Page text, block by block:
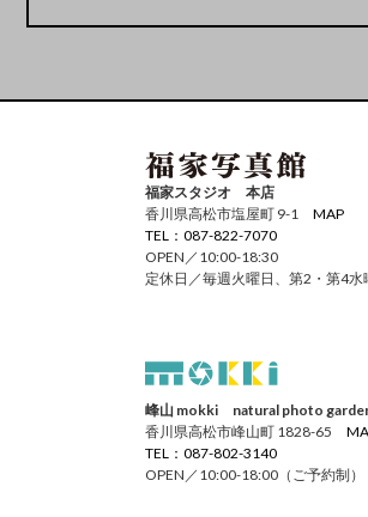
福家スタジオ 本店
香川県高松市塩屋町 9-1 MAP
TEL：087-822-7070
OPEN／10:00-18:30
定休日／毎週火曜日、第2・第4水
峰山 mokki natural photo
香川県高松市峰山町 1828-65
TEL：087-802-3140
OPEN／10:00-18:00（ご予約制）